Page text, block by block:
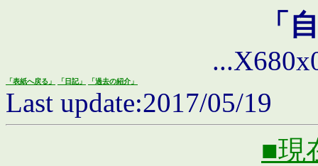
「
「表紙へ戻る」 「日記」 「過去の紹介」
Last update:2017/05/19
■現